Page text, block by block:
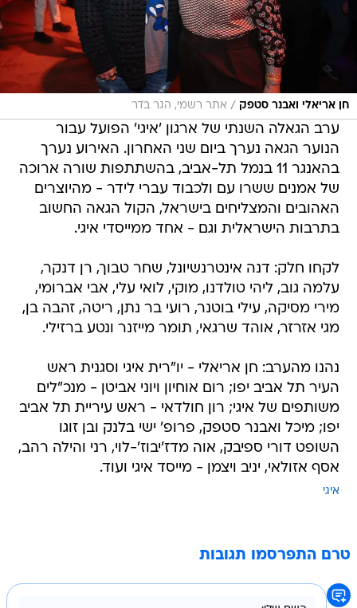
חן אריאלי ואבנר סטפק / אתר רשמי, הגר בדר
ערב הגאלה השנתי של ארגון 'איגי' הפועל עבור
הנוער הגאה נערך ביום שני האחרון. האירוע נערך
בהאנגר 11 בנמל תל-אביב, בהשתתפות שורה ארוכה
של אמנים ששרו עם ולכבוד עברי לידר - מהיוצרים
האהובים והמצליחים בישראל, הקול הגאה החשוב
בתרבות הישראלית וגם - אחד ממייסדי איגי.
לקחו חלק: דנה אינטרנשיונל, שחר טבוך, רן דנקר,
עלמה גוב, ליהי טולדנו, מוקי, לואי עלי, אבי אברומי,
מירי מסיקה, עילי בוטנר, רועי בר נתן, ריטה, זהבה בן,
מגי אזרזר, אוהד שרגאי, תומר מייזנר ונטע ברזילי.
נהנו מהערב: חן אריאלי - יו"רית איגי וסגנית ראש
העיר תל אביב יפו; רום אוחיון ויוני אביטן - מנכ"לים
משותפים של איגי; רון חולדאי - ראש עיריית תל אביב
יפו; מיכל ואבנר סטפק, פרופ' ישי בלנק ובן זוגו
השופט דורי ספיבק, אוה מדז'יבוז'-לוי, רני והילה רהב,
אסף אזולאי, יניב ויצמן - מייסד איגי ועוד.
איגי
טרם התפרסמו תגובות